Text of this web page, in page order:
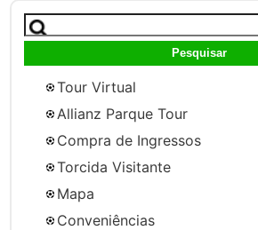
Pesquisar
por:
Tour Virtual
Allianz Parque Tour
Compra de Ingressos
Torcida Visitante
Mapa
Conveniências